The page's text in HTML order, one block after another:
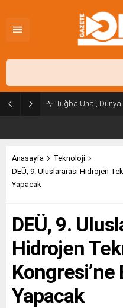
Anasayfa
Teknoloji
DEÜ, 9. Uluslararası Hidrojen
Yapacak
DEÜ, 9.
Hidrojen
Kongresi’ne
Yapacak